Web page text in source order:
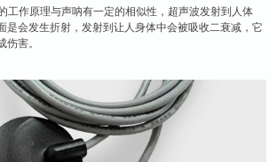
工作原理与声呐有一定的相似性，超声波发射到人体
是会发生折射，发射到让人身体中会被吸收二衰减，它
害。